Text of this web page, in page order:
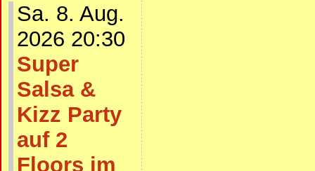
Sa. 8. Aug.
2026 20:30
Super
Salsa &
Kizz Party
auf 2
Floors im